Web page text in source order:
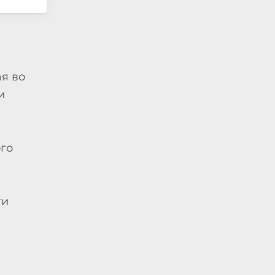
во